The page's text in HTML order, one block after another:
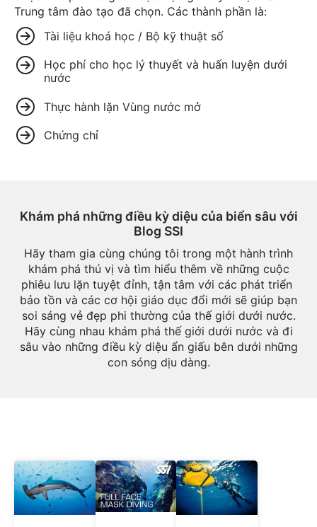
Trung tâm đào tạo đã chọn. Các thành phần là:
Tài liệu khoá học / Bộ kỹ thuật số
Học phí cho học lý thuyết và huấn luyện dưới
nước
Thực hành lặn Vùng nước mở
Chứng chỉ
Khám phá những điều kỳ diệu của biển sâu với
Blog SSI
Hãy tham gia cùng chúng tôi trong một hành trình
khám phá thú vị và tìm hiểu thêm về những cuộc
phiêu lưu lặn tuyệt đỉnh, tận tâm với các phát triển ​​
bảo tồn và các cơ hội giáo dục đổi mới sẽ giúp bạn
soi sáng vẻ đẹp phi thường của thế giới dưới nước.
Hãy cùng nhau khám phá thế giới dưới nước và đi
sâu vào những điều kỳ diệu ẩn giấu bên dưới những
con sóng dịu dàng.